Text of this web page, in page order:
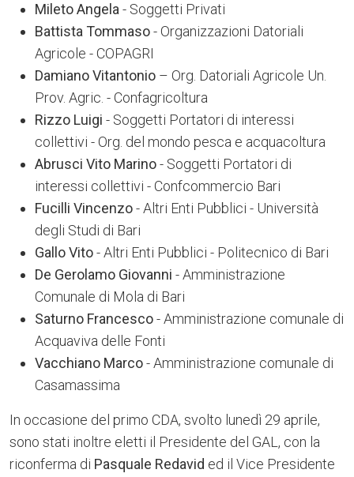
Mileto Angela - Soggetti Privati
Battista Tommaso- Organizzazioni Datoriali
Agricole - COPAGRI
Damiano Vitantonio – Org. Datoriali Agricole Un.
Prov. Agric. - Confagricoltura
Rizzo Luigi - Soggetti Portatori di interessi
collettivi - Org. del mondo pesca e acquacoltura
Abrusci Vito Marino- Soggetti Portatori di
interessi collettivi - Confcommercio Bari
Fucilli Vincenzo- Altri Enti Pubblici - Università
degli Studi di Bari
Gallo Vito- Altri Enti Pubblici - Politecnico di Bari
De Gerolamo Giovanni - Amministrazione
Comunale di Mola di Bari
Saturno Francesco- Amministrazione comunale di
Acquaviva delle Fonti
Vacchiano Marco- Amministrazione comunale di
Casamassima
In occasione del primo CDA, svolto lunedì 29 aprile,
sono stati inoltre eletti il Presidente del GAL, con la
riconferma di Pasquale Redavid ed il Vice Presidente